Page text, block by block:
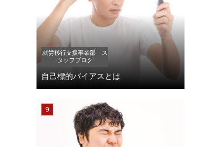
就労移行支援事業部 ス
タッフブログ
自己標的バイアスとは